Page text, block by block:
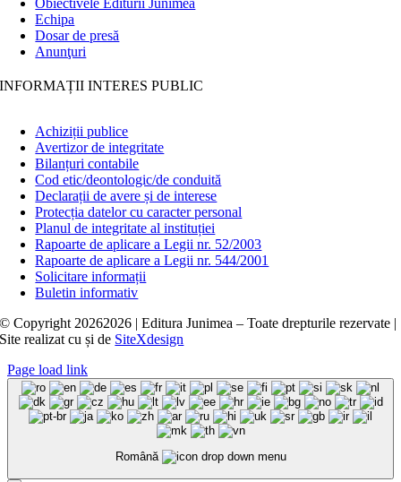
Obiectivele Editurii Junimea
Echipa
Dosar de presă
Anunţuri
INFORMAȚII INTERES PUBLIC
Achiziții publice
Avertizor de integritate
Bilanțuri contabile
Cod etic/deontologic/de conduită
Declarații de avere și de interese
Protecția datelor cu caracter personal
Planul de integritate al instituției
Rapoarte de aplicare a Legii nr. 52/2003
Rapoarte de aplicare a Legii nr. 544/2001
Solicitare informații
Buletin informativ
© Copyright 20262026 | Editura Junimea – Toate drepturile rezervate |
Site realizat cușide SiteXdesign
Page load link
Română